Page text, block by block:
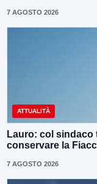
7 AGOSTO 2026
ATTUALITÀ
Lauro: col
conservare la
7 AGOSTO 2026